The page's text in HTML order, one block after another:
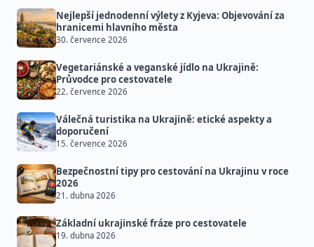
Nejlepší jednodenní výlety z Kyjeva: Objevování za
hranicemi hlavního města
30. července 2026
Vegetariánské a veganské jídlo na Ukrajině:
Průvodce pro cestovatele
22. července 2026
Válečná turistika na Ukrajině: etické aspekty a
doporučení
15. července 2026
Bezpečnostní tipy pro cestování na Ukrajinu v roce
2026
21. dubna 2026
Základní ukrajinské fráze pro cestovatele
19. dubna 2026